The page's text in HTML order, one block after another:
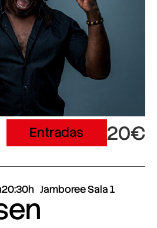
Entradas 20€
20:30h Jamboree Sala 1